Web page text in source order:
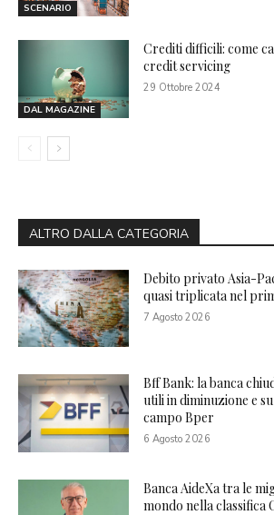
SCENARIO
DAL MAGAZINE
Crediti difficili: come
credit servicing
29 Ottobre 2024
ALTRO DALLA CATEGORIA
Debito privato Asia-
quasi triplicata nel
7 Agosto 2026
Bff Bank: la banca
utili in diminuzione e
campo Bper
6 Agosto 2026
Banca AideXa tra le
mondo nella classifica